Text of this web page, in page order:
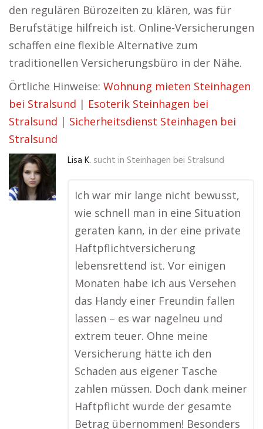
den regulären Bürozeiten zu klären, was für
Berufstätige hilfreich ist. Online-Versicherungen
schaffen eine flexible Alternative zum
traditionellen Versicherungsbüro in der Nähe.
Örtliche Hinweise: Wohnung mieten Steinhagen
bei Stralsund | Esoterik Steinhagen bei
Stralsund | Sicherheitsdienst Steinhagen bei
Stralsund
Lisa K. sucht in Steinhagen bei Stralsund
Ich war mir lange nicht bewusst,
wie schnell man in eine Situation
geraten kann, in der eine private
Haftpflichtversicherung
lebensrettend ist. Vor einigen
Monaten habe ich aus Versehen
das Handy einer Freundin fallen
lassen – es war nagelneu und
extrem teuer. Ohne meine
Versicherung hätte ich den
Schaden aus eigener Tasche
zahlen müssen. Doch dank meiner
Haftpflicht wurde der gesamte
Betrag übernommen! Besonders